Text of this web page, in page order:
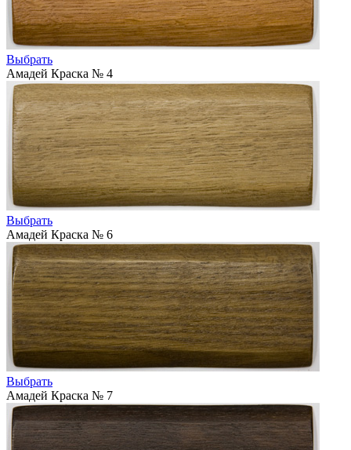
Выбрать
Амадей Краска № 4
Выбрать
Амадей Краска № 6
Выбрать
Амадей Краска № 7